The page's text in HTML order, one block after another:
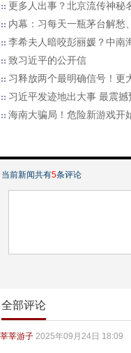
更多人出事？北京流传神秘
内幕：习每天一瓶茅台解愁
李希夫人暗咬彭丽媛？中南
致习近平的公开信
习释放两个最明确信号！更
习近平发迹地出大事 最震撼
海南大骗局！危险新游戏开
当前新闻共有5条评论
全部评论
莘莘游子 2025年09月24日 18:09